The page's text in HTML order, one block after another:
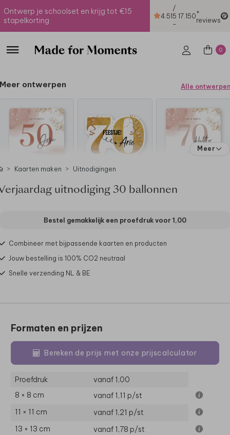
Ontwerp je schoolset en krijg tot €15
stapelkorting
4.51
/
5
-
17.150+
reviews
0
Meer ontwerpen Alle ontwerpen
Meer
Kaarten maken Uitnodigingen
uitnodiging 30 ballonnen
Bestel gemakkelijk een proefdruk voor 1,00
Combineer met bijpassende kaarten en producten
Jouw bestelling is 100% CO2 neutraal
Snelle verzending NL & BE
Formaten en prijzen
Bereken de prijs met onze prijscalculator
Proefdruk
vanaf 1,00
8 × 8 cm
vanaf 1,11 p/st
11 × 11 cm
vanaf 1,21 p/st
13 × 13 cm
vanaf 1,78 p/st